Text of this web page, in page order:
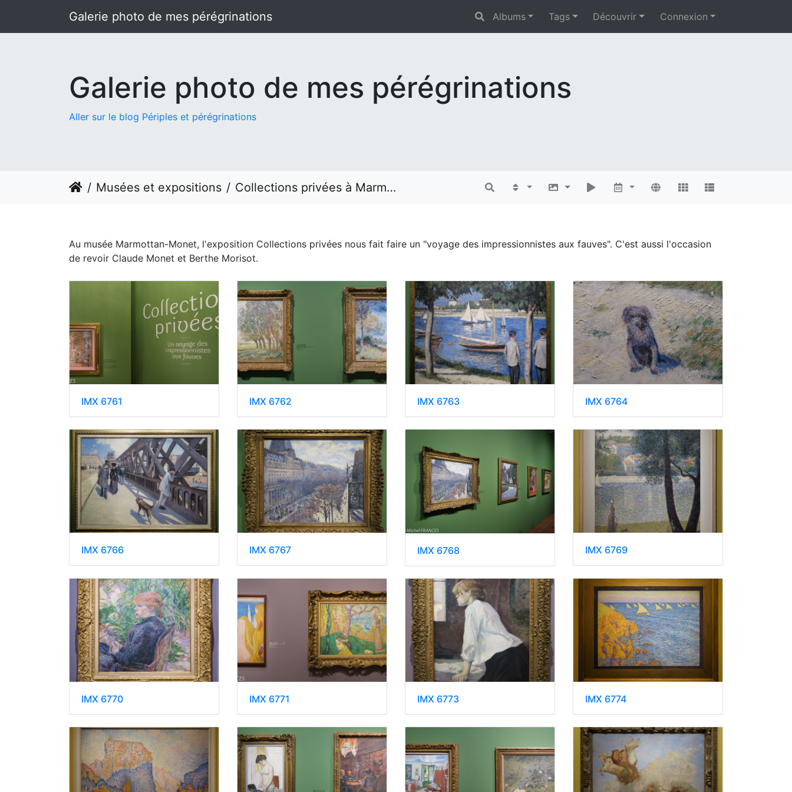
Galerie photo de mes pérégrinations Albums Tags Découvrir Connexion
Galerie photo de mes pérégrinations
Aller sur le blog Périples et pérégrinations
Musées et expositions Collections privées à Marmottan
Au musée Marmottan-Monet, l'exposition Collections privées nous fait faire un "voyage des impressionnistes aux fauves". C'est aussi l'occasion
de revoir Claude Monet et Berthe Morisot.
IMX 6761 IMX 6762 IMX 6763 IMX 6764
IMX 6766 IMX 6767 IMX 6768 IMX 6769
IMX 6770 IMX 6771 IMX 6773 IMX 6774